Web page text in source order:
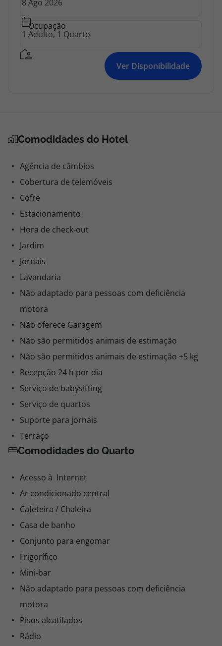
Ocupação
Ver Disponibilidade
Comodidades do Hotel
Agência de câmbios
Cobertura de telemóveis
Cofre
Estacionamento
Hora de check-out
Jardim
Jornais
Lavandaria
Não adaptado para pessoas com deficiência
motora
Não oferece Garagem
Não são permitidos animais de estimação
Não são permitidos animais de estimação +5 kg
Recepção 24 h por dia
Serviço de babysitting
Serviço de quartos
Suporte para jornais
Terraço
Comodidades do Quarto
Acesso à Internet
Ar condicionado central
Cafeteira / Chaleira
Casa de banho
Conjunto para engomar
Frigorífico
Mini-bar
Não adaptado para pessoas com deficiência
motora
Pisos alcatifados
Rádio